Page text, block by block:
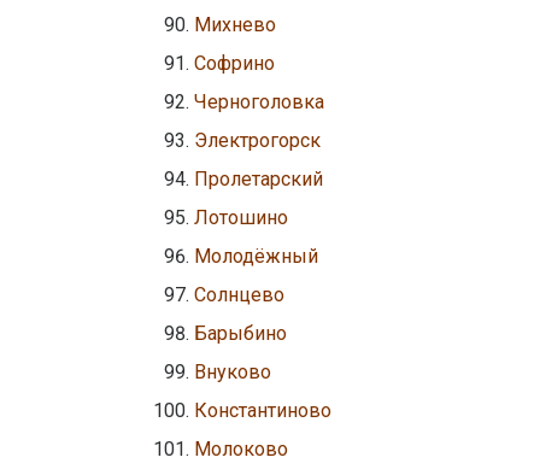
Михнево
Софрино
Черноголовка
Электрогорск
Пролетарский
Лотошино
Молодёжный
Солнцево
Барыбино
Внуково
Константиново
Молоково